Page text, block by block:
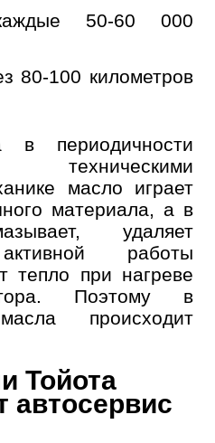
50-60 000
80-100 километров
в периодичности
техническими
масло играет
материала, а в
удаляет
работы
тепло при нагреве
Поэтому в
происходит
Тойота
автосервис